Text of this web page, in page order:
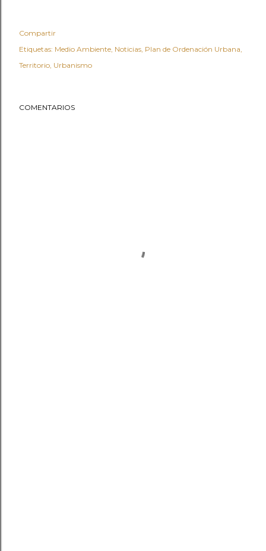
Compartir
Etiquetas: Medio Ambiente Noticias Plan de Ordenación Urbana
Territorio Urbanismo
COMENTARIOS